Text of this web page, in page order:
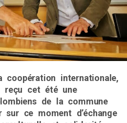
coopération internationale,
reçu cet été une
de la commune
sur ce moment d’échange